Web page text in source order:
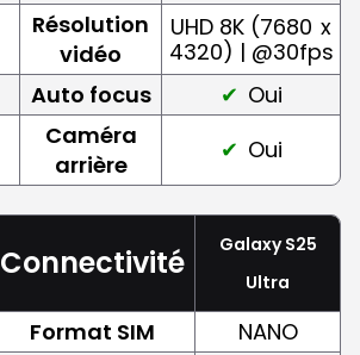
Résolution
vidéo
UHD 8K (7680 x
4320) | @30fps
Auto focus
Oui
Caméra
arrière
Oui
Connectivité
Galaxy S25
Ultra
Format SIM
NANO